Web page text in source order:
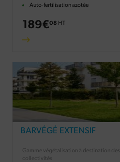
Auto-fertilisation azotée
189€08 HT
BARVÉGÉ EXTENSIF
Gamme végétalisation à destination des
collectivités